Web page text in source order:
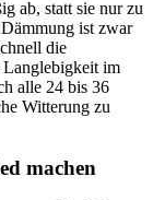
ab, statt sie nur zu
ist zwar
die
Langlebigkeit im
alle 24 bis 36
Witterung zu
machen